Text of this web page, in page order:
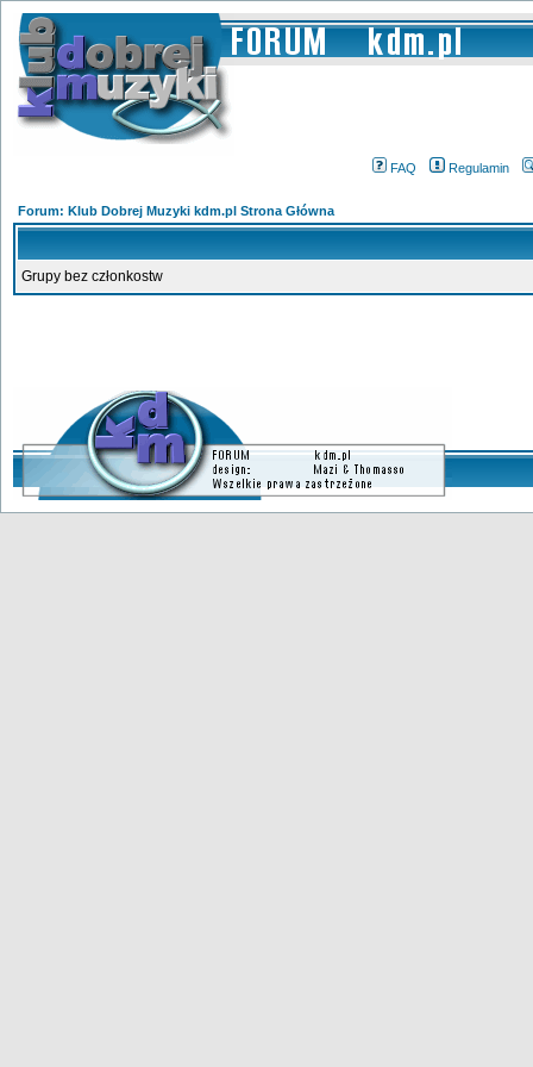
FAQ Regulamin
Forum: Klub Dobrej Muzyki kdm.pl Strona Główna
Grupy bez członkostw